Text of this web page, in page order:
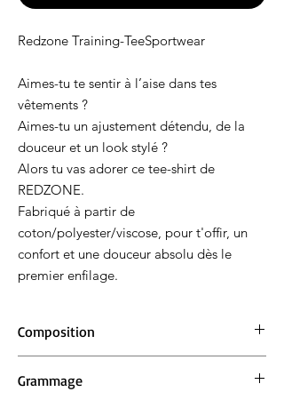
Redzone Training-TeeSportwear
Aimes-tu te sentir à l’aise dans tes
vêtements ?
Aimes-tu un ajustement détendu, de la
douceur et un look stylé ?
Alors tu vas adorer ce tee-shirt de
REDZONE.
Fabriqué à partir de
coton/polyester/viscose, pour t'offir, un
confort et une douceur absolu dès le
premier enfilage.
Composition
Grammage